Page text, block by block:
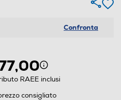
Confronta
RAEE inclusi
consigliato